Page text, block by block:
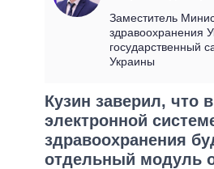
ОБЗОРЫ
ДАЙДЖЕСТЫ
ПРЕЗИДЕНТ И ОФИС
ВЕРХОВНАЯ РАДА
КАБИНЕТ МИНИСТРОВ
МЭРЫ
ВСЕ ПЕРСОНЫ
ВИДЕО
СРАВНЕНИЕ
Заместитель
здравоохранения
государственный
Украины
Кузин заверил, что в
электронной
здравоохранения
отдельный модуль